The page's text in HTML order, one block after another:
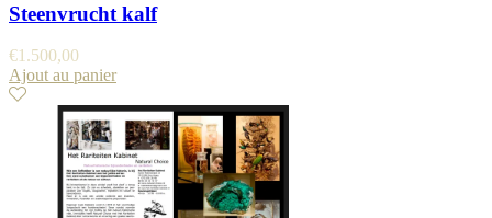
Steenvrucht kalf
€1.500,00
Ajout au panier